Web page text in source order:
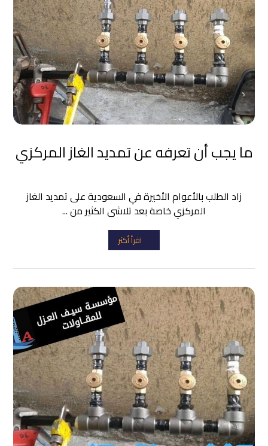
ما يجب أن تعرفه عن تمديد الغاز المركزي
زاد الطلب بالأعوام الأخيرة في السعودية على تمديد الغاز
المركزي خاصة بعد تلاشى الكثير من ...
اقرأ أكثر